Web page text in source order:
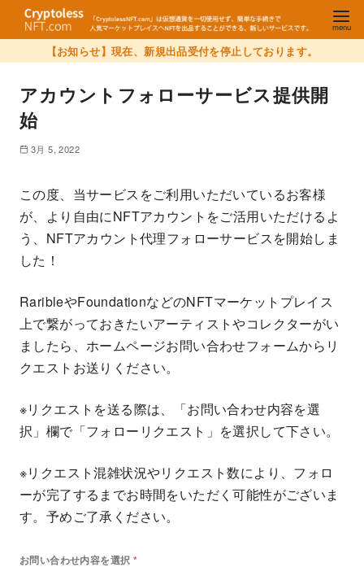
【お知らせ】現在、新規出品受付を停止しております。
アカウントフォローサービス提供開
始
3月 5, 2022
この度、当サービスをご利用いただいているお客様
が、より自由にNFTアカウントをご活用いただけるよ
う、NFTアカウント代理フォローサービスを開始しま
した！
RaribleやFoundationなどのNFTマーケットプレイス
上で繋がっておきたいアーティストやコレクターがい
ましたら、ホームページお問い合わせフォームからリ
クエストお送りください。
※リクエストを送る際は、「お問い合わせ内容を選
択」欄で「フォローリクエスト」を選択して下さい。
※リクエスト混雑状況やリクエスト数により、フォロ
ーが完了するまでお時間をいただく可能性がございま
す。予めご了承ください。
お問い合わせ内容を選択 *